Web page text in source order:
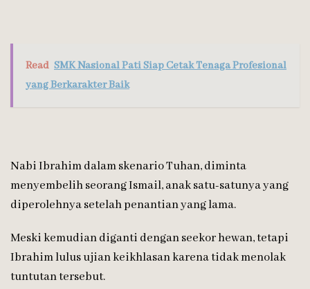
Read SMK Nasional Pati Siap Cetak Tenaga Profesional
yang Berkarakter Baik
Nabi Ibrahim dalam skenario Tuhan, diminta
menyembelih seorang Ismail, anak satu-satunya yang
diperolehnya setelah penantian yang lama.
Meski kemudian diganti dengan seekor hewan, tetapi
Ibrahim lulus ujian keikhlasan karena tidak menolak
tuntutan tersebut.